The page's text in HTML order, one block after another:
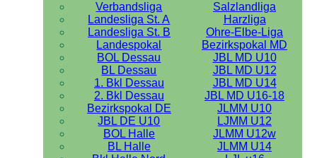
Verbandsliga
Salzlandliga
Landesliga St. A
Harzliga
Landesliga St. B
Ohre-Elbe-Liga
Landespokal
Bezirkspokal MD
BOL Dessau
JBL MD U10
BL Dessau
JBL MD U12
1. Bkl Dessau
JBL MD U14
2. Bkl Dessau
JBL MD U16-18
Bezirkspokal DE
JLMM U10
JBL DE U10
LJMM U12
BOL Halle
JLMM U12w
BL Halle
JLMM U14